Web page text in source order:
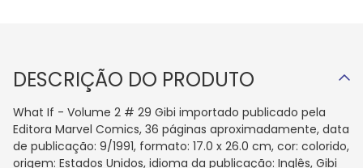
DESCRIÇÃO DO PRODUTO
What If - Volume 2 # 29 Gibi importado publicado pela
Editora Marvel Comics, 36 páginas aproximadamente, data
de publicação: 9/1991, formato: 17.0 x 26.0 cm, cor: colorido,
origem: Estados Unidos, idioma da publicação: Inglês, Gibi